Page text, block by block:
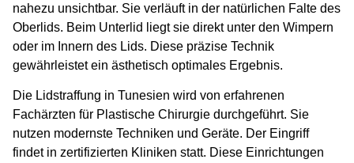
nahezu unsichtbar. Sie verläuft in der natürlichen Falte des
Oberlids. Beim Unterlid liegt sie direkt unter den Wimpern
oder im Innern des Lids. Diese präzise Technik
gewährleistet ein ästhetisch optimales Ergebnis.
Die Lidstraffung in Tunesien wird von erfahrenen
Fachärzten für Plastische Chirurgie durchgeführt. Sie
nutzen modernste Techniken und Geräte. Der Eingriff
findet in zertifizierten Kliniken statt. Diese Einrichtungen